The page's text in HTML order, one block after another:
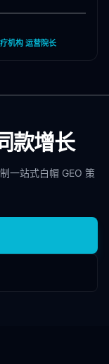
，非常专业！"
机构 运营院长
款增长
一站式白帽 GEO 策